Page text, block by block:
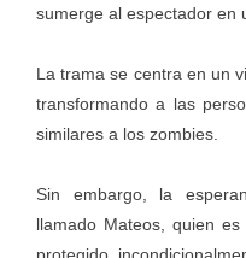
sumerge al espectador en
La trama se centra en un
transformando a las
similares a los zombies.
Sin embargo, la
llamado Mateos, quien